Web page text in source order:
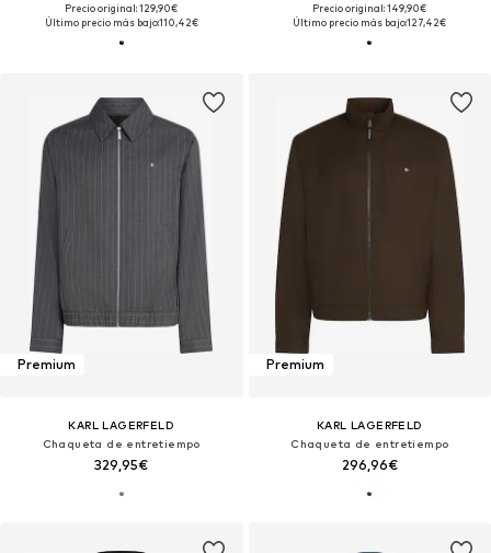
Precio original: 129,90€
Último precio más bajo:110,42€
Precio original: 149,90€
Último precio más bajo:127,42€
Premium
KARL LAGERFELD
Chaqueta de entretiempo
329,95€
Premium
KARL LAGERFELD
Chaqueta de entretiempo
296,96€